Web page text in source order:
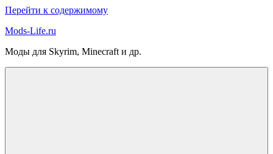
Перейти к содержимому
Mods-Life.ru
Моды для Skyrim, Minecraft и др.